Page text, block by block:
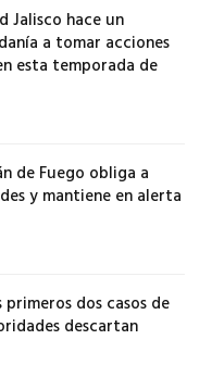
Jalisco hace un
a tomar acciones
esta temporada de
de Fuego obliga a
y mantiene en alerta
dos casos de
descartan